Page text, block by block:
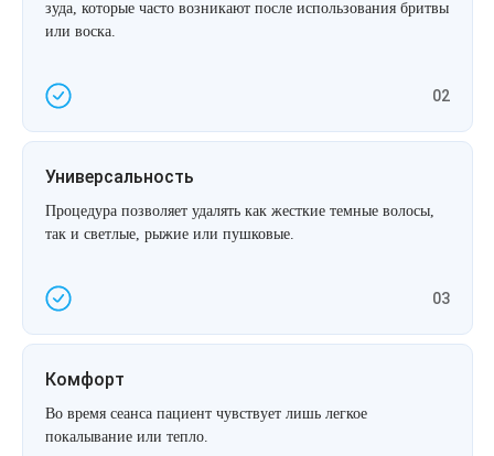
зуда, которые часто возникают после использования бритвы
или воска.
02
Универсальность
Процедура позволяет удалять как жесткие темные волосы,
так и светлые, рыжие или пушковые.
03
Комфорт
Во время сеанса пациент чувствует лишь легкое
покалывание или тепло.